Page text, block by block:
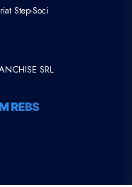
Step-Soci
SRL